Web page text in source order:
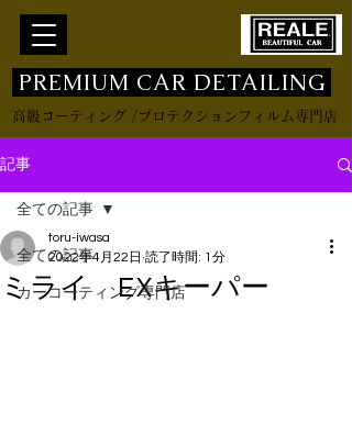
​ PREMIUM CAR DETAILING
高級コーティング /プロテクションフィルム専門店
記事
全ての記事
カーコーティング専門店
全ての記事
ミライ EXキーパー
toru-iwasa
2022年4月22日 読了時間: 1分